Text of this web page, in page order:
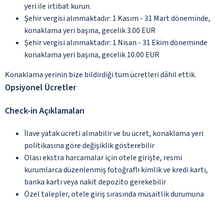
yeri ile irtibat kurun.
Şehir vergisi alınmaktadır: 1 Kasım - 31 Mart döneminde,
konaklama yeri başına, gecelik 3.00 EUR
Şehir vergisi alınmaktadır: 1 Nisan - 31 Ekim döneminde
konaklama yeri başına, gecelik 10.00 EUR
Konaklama yerinin bize bildirdiği tüm ücretleri dâhil ettik.
Opsiyonel Ücretler
Check-in Açıklamaları
İlave yatak ücreti alınabilir ve bu ücret, konaklama yeri
politikasına göre değişiklik gösterebilir
Olası ekstra harcamalar için otele girişte, resmi
kurumlarca düzenlenmiş fotoğraflı kimlik ve kredi kartı,
banka kartı veya nakit depozito gerekebilir
Özel talepler, otele giriş sırasında müsaitlik durumuna